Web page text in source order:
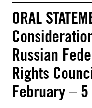
ORAL
Russian
Rights
February –